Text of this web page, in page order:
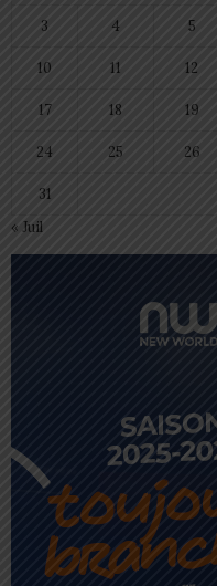
3 4 5
10 11 12
17 18 19
24 25 26
31
« Juil